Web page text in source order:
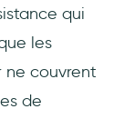
qui
les
ne couvrent
de